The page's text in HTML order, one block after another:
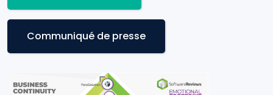
Communiqué de presse